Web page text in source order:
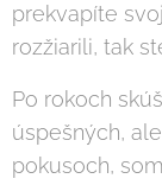
prekvapíte
rozžiarili, tak
Po rokoch
úspešných,
pokusoch,